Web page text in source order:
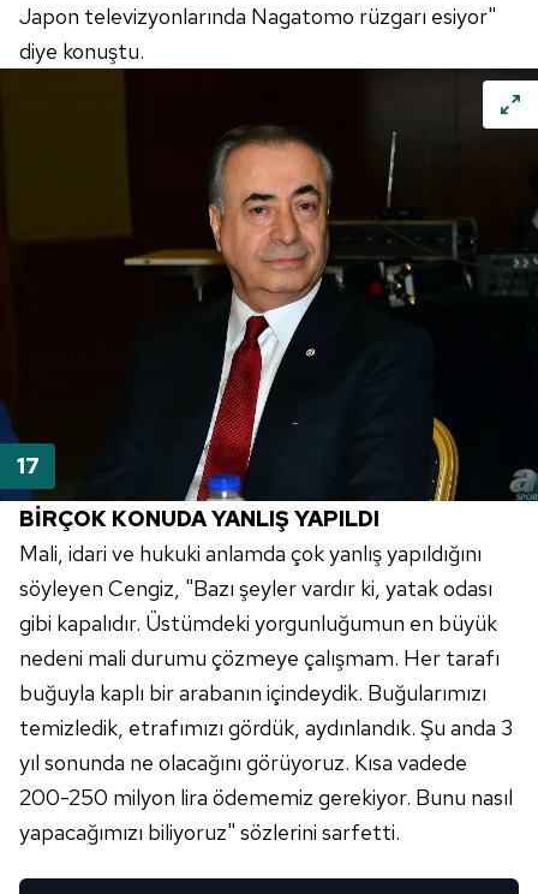
Japon televizyonlarında Nagatomo rüzgarı esiyor"
diye konuştu.
BİRÇOK KONUDA YANLIŞ YAPILDI
Mali, idari ve hukuki anlamda çok yanlış yapıldığını
söyleyen Cengiz, "Bazı şeyler vardır ki, yatak odası
gibi kapalıdır. Üstümdeki yorgunluğumun en büyük
nedeni mali durumu çözmeye çalışmam. Her tarafı
buğuyla kaplı bir arabanın içindeydik. Buğularımızı
temizledik, etrafımızı gördük, aydınlandık. Şu anda 3
yıl sonunda ne olacağını görüyoruz. Kısa vadede
200-250 milyon lira ödememiz gerekiyor. Bunu nasıl
yapacağımızı biliyoruz" sözlerini sarfetti.